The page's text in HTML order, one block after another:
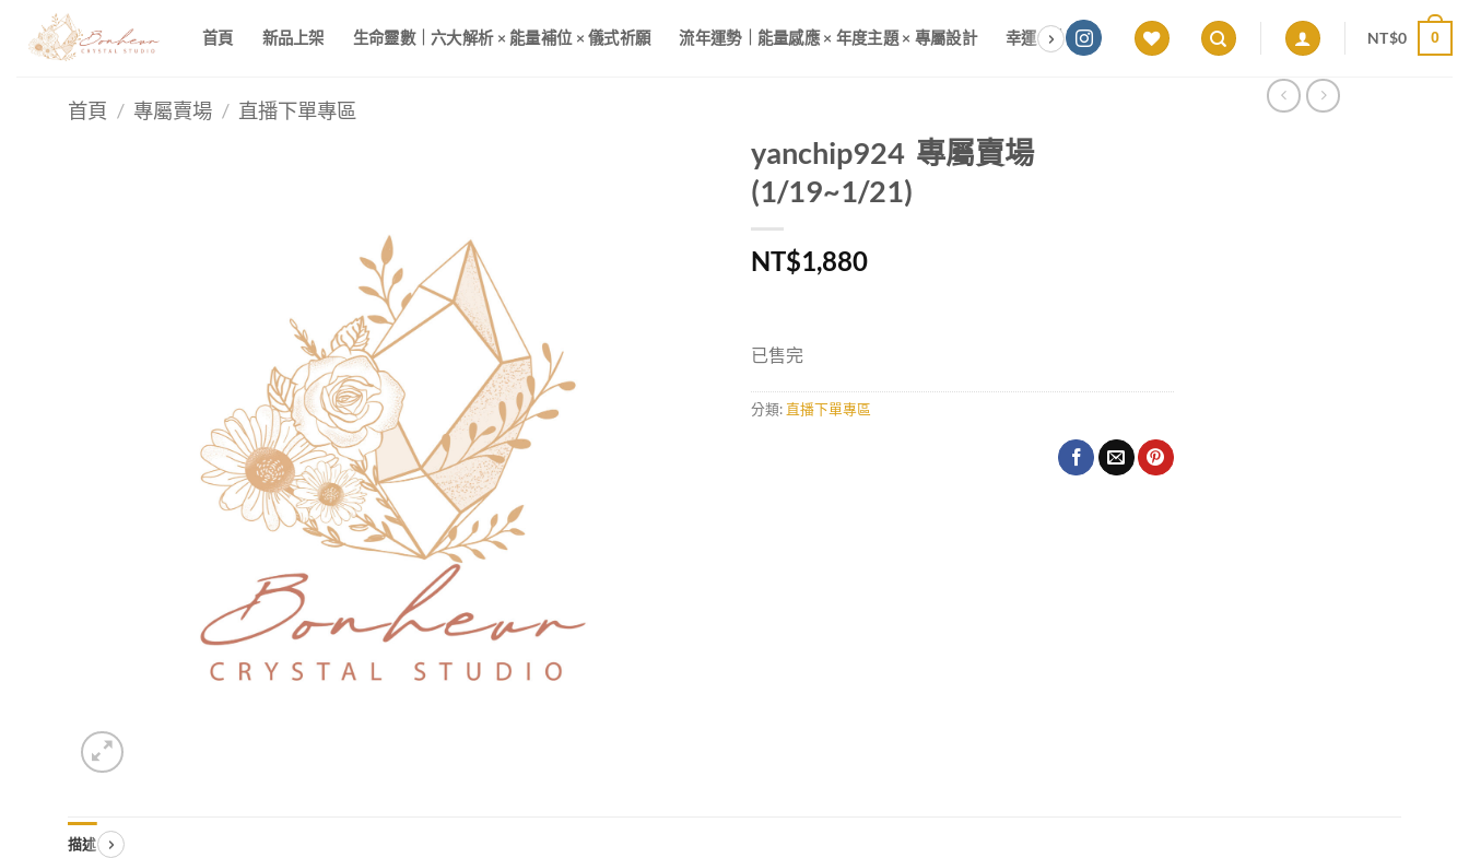
首頁 新品上架 生命靈數｜六大解析 × 能量補位 × 儀式祈願 流年運勢｜能量感應 × 年度主題 × 專屬設計 幸運色｜能量感應 × 色彩頻率 × 專屬設計 願望顯化｜意圖啟動
NT$0 0
首頁 / 專屬賣場 / 直播下單專區
yanchip924 專屬賣場
(1/19~1/21)
NT$1,880
已售完
分類: 直播下單專區
描述